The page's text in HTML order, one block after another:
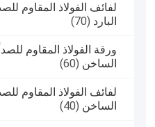
لفائف الفولاذ المقاوم
البارد (70)
ورقة الفولاذ المقاوم
الساخن (60)
لفائف الفولاذ المقاوم
الساخن (40)